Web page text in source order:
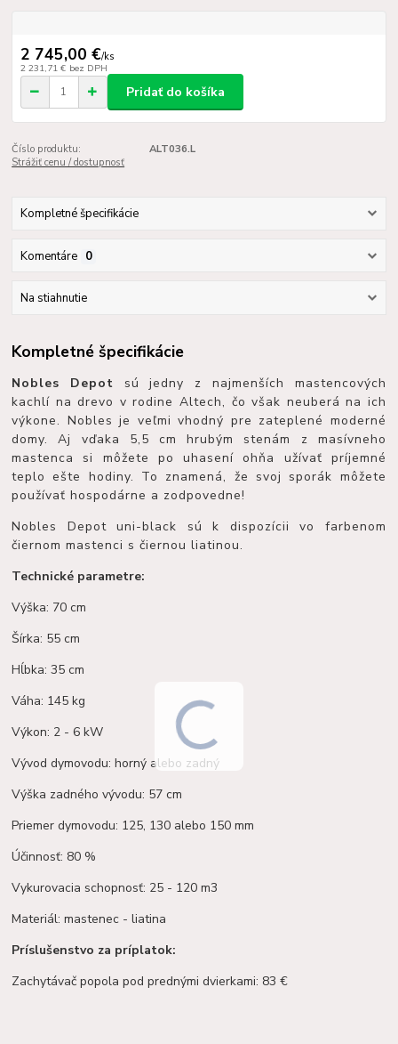
2 745,00 €/ks
2 231,71 € bez DPH
Pridať do košíka
Číslo produktu:
ALT036.L
Strážiť cenu / dostupnosť
Kompletné špecifikácie
Komentáre 0
Na stiahnutie
Kompletné špecifikácie
Nobles Depot sú jedny z najmenších mastencových
kachlí na drevo v rodine Altech, čo však neuberá na ich
výkone. Nobles je veľmi vhodný pre zateplené moderné
domy. Aj vďaka 5,5 cm hrubým stenám z masívneho
mastenca si môžete po uhasení ohňa užívať príjemné
teplo ešte hodiny. To znamená, že svoj sporák môžete
používať hospodárne a zodpovedne!
Nobles Depot uni-black sú k dispozíciivo farbenom
čiernom mastenci s čiernou liatinou.
Technické parametre:
Výška: 70 cm
Šírka: 55 cm
Hĺbka: 35 cm
Váha: 145 kg
Výkon: 2 - 6 kW
Vývod dymovodu: horný alebo zadný
Výška zadného vývodu: 57 cm
Priemer dymovodu: 125, 130 alebo 150 mm
Účinnosť: 80 %
Vykurovacia schopnosť: 25 - 120 m3
Materiál: mastenec - liatina
Príslušenstvo za príplatok:
Zachytávač popola pod prednými dvierkami: 83 €